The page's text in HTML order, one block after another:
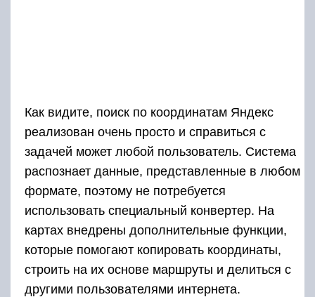
Как видите, поиск по координатам Яндекс
реализован очень просто и справиться с
задачей может любой пользователь. Система
распознает данные, представленные в любом
формате, поэтому не потребуется
использовать специальный конвертер. На
картах внедрены дополнительные функции,
которые помогают копировать координаты,
строить на их основе маршруты и делиться с
другими пользователями интернета.